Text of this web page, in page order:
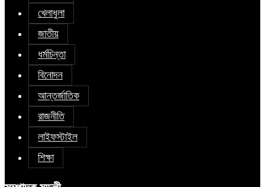
খেলাধুলা
জাতীয়
ধর্মচিন্তা
বিনোদন
আন্তর্জাতিক
রাজনীতি
লাইফস্টাইল
শিক্ষা